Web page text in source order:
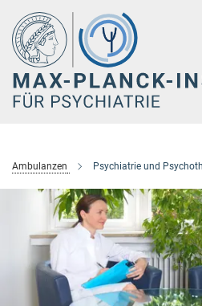
Hauptinhalt
Ambulanzen Psychiatrie und